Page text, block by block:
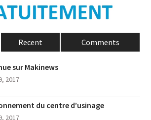
Recent Comments
sur Makinews
2017
du centre d’usinage
2017